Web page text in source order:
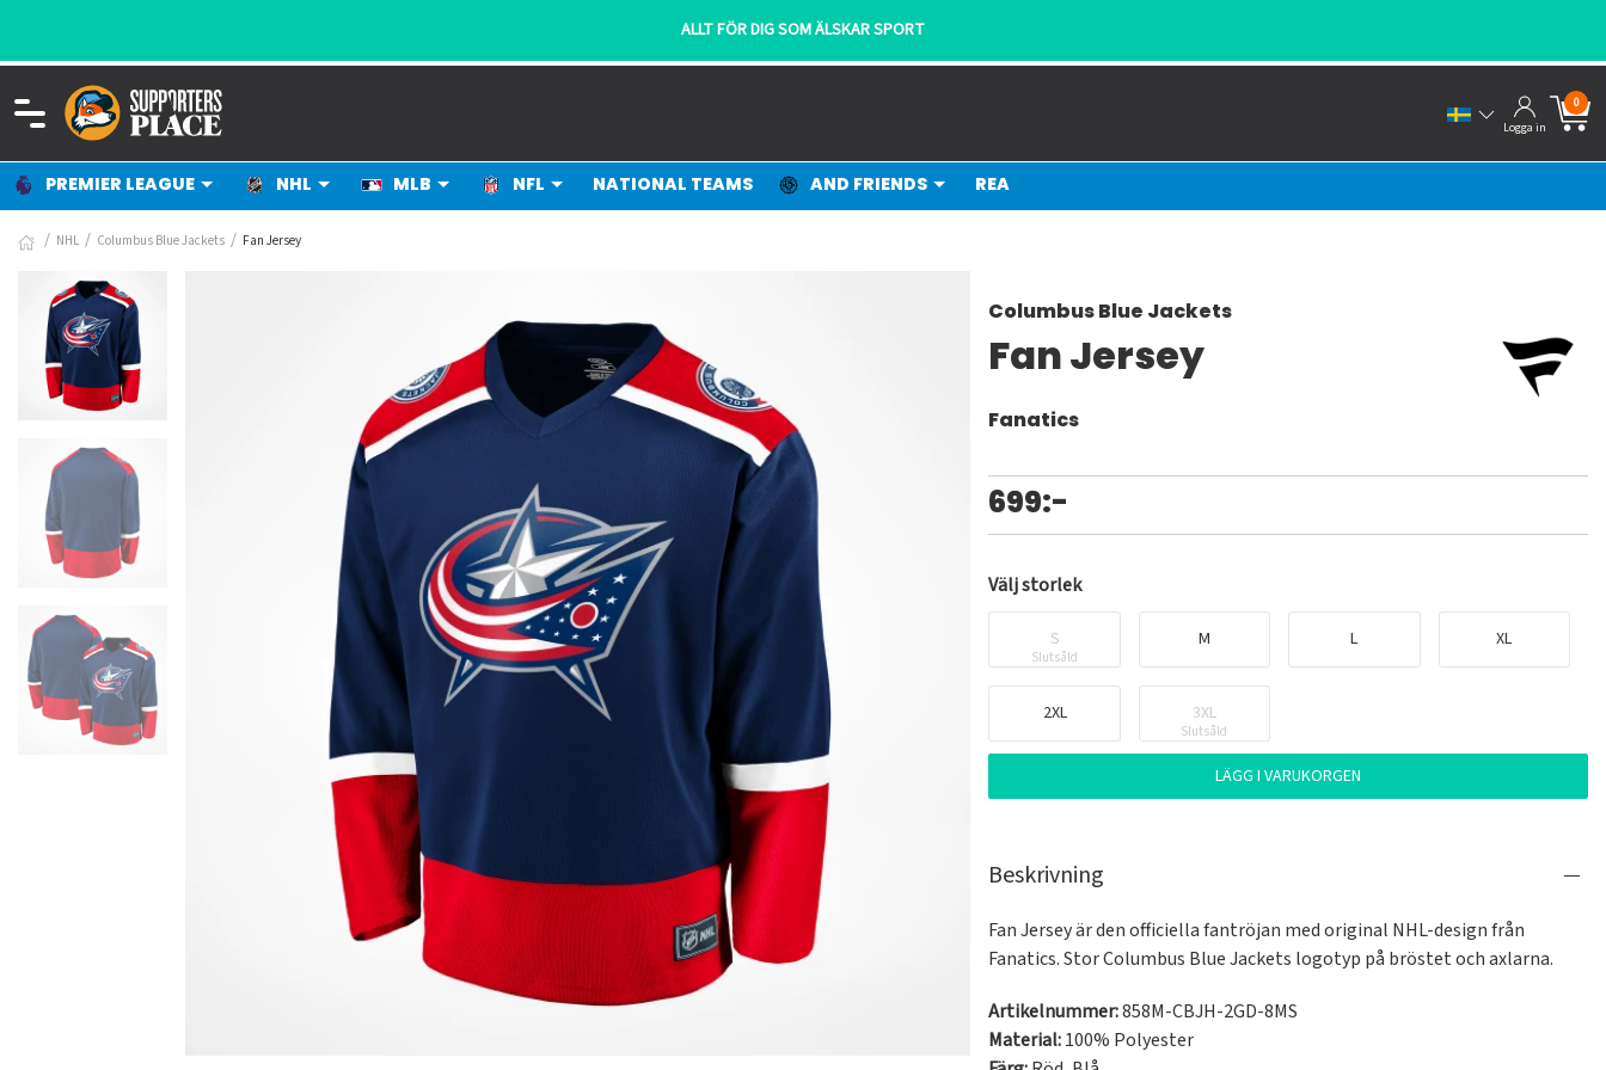
ALLT FÖR DIG SOM ÄLSKAR SPORT
Logga in
0
PREMIER LEAGUE NHL MLB NFL NATIONAL TEAMS AND FRIENDS REA
NHL Columbus Blue Jackets Fan Jersey
Columbus Blue Jackets
Fan Jersey
Fanatics
699:-
Välj storlek
S
Slutsåld
M L XL
2XL 3XL
Slutsåld
LÄGG I VARUKORGEN
Beskrivning
Fan Jersey är den officiella fantröjan med original NHL-design från
Fanatics. Stor Columbus Blue Jackets logotyp på bröstet och axlarna.
Artikelnummer:858M-CBJH-2GD-8MS
Material:100% Polyester